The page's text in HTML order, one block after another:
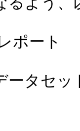
ポート
ータセ